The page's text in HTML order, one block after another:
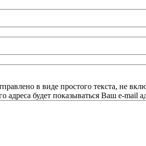
в виде простого текста, не
адреса будет показываться Ваш e-mail